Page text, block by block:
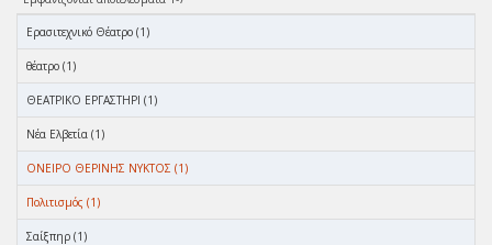
Ερασιτεχνικό Θέατρο (1)
θέατρο (1)
ΘΕΑΤΡΙΚΟ ΕΡΓΑΣΤΗΡΙ (1)
Νέα Ελβετία (1)
ΟΝΕΙΡΟ ΘΕΡΙΝΗΣ ΝΥΚΤΟΣ (1)
Πολιτισμός (1)
Σαίξπηρ (1)